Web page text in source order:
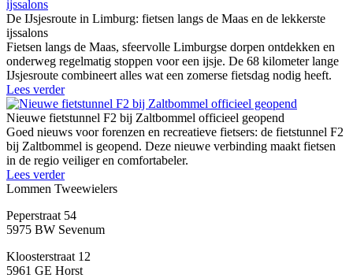
De IJsjesroute in Limburg: fietsen langs de Maas en de lekkerste
ijssalons
Fietsen langs de Maas, sfeervolle Limburgse dorpen ontdekken en
onderweg regelmatig stoppen voor een ijsje. De 68 kilometer lange
IJsjesroute combineert alles wat een zomerse fietsdag nodig heeft.
Lees verder
Nieuwe fietstunnel F2 bij Zaltbommel officieel geopend
Goed nieuws voor forenzen en recreatieve fietsers: de fietstunnel F2
bij Zaltbommel is geopend. Deze nieuwe verbinding maakt fietsen
in de regio veiliger en comfortabeler.
Lees verder
Lommen Tweewielers
Peperstraat 54
5975 BW Sevenum
Kloosterstraat 12
5961 GE Horst